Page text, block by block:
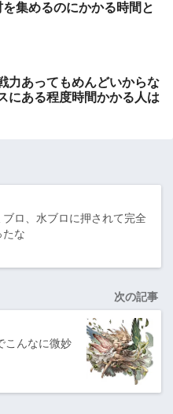
集めるのにかかる時間と
力あってもめんどいからな
にある程度時間かかる人は
ブロ、水ブロに押されて完全
たな
次の記事
こんなに微妙